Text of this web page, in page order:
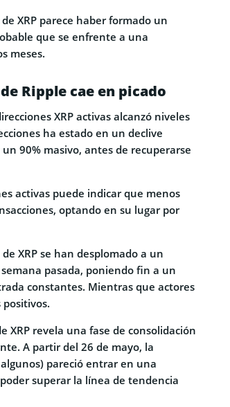
XRP parece haber formado un
que se enfrente a una
meses.
Ripple cae en picado
XRP activas alcanzó niveles
ha estado en un declive
90% masivo, antes de recuperarse
activas puede indicar que menos
optando en su lugar por
XRP se han desplomado a un
pasada, poniendo fin a un
constantes. Mientras que actores
XRP revela una fase de consolidación
A partir del 26 de mayo, la
pareció entrar en una
superar la línea de tendencia